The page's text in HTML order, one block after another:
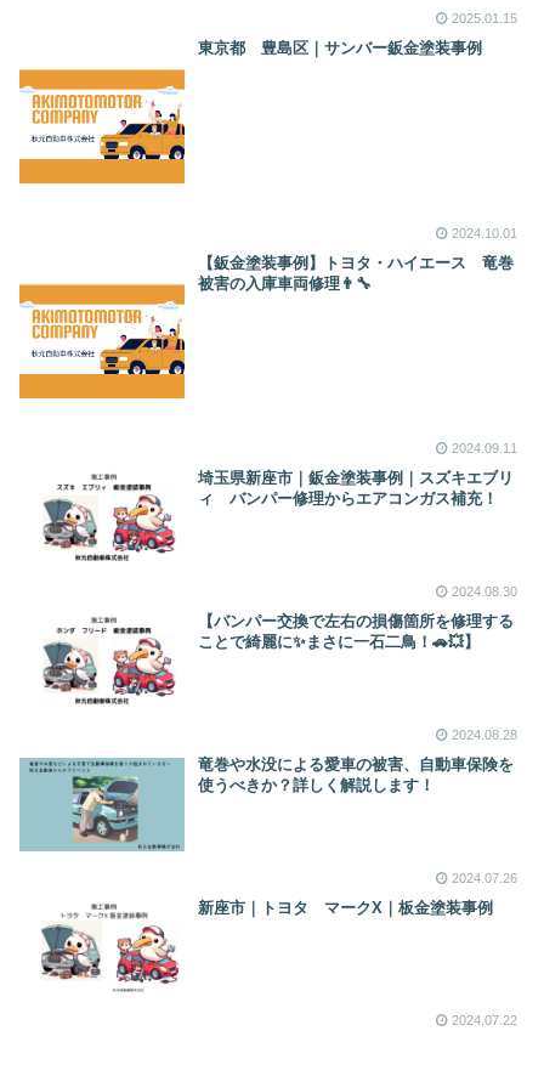
2025.01.15
東京都 豊島区｜サンバー鈑金塗装事例
2024.10.01
【鈑金塗装事例】トヨタ・ハイエース 竜巻
被害の入庫車両修理👨‍🔧
2024.09.11
埼玉県新座市｜鈑金塗装事例｜スズキエブリ
ィ バンパー修理からエアコンガス補充！
2024.08.30
【バンパー交換で左右の損傷箇所を修理する
ことで綺麗に✨まさに一石二鳥！🚗💥】
2024.08.28
竜巻や水没による愛車の被害、自動車保険を
使うべきか？詳しく解説します！
2024.07.26
新座市｜トヨタ マークX｜板金塗装事例
2024.07.22